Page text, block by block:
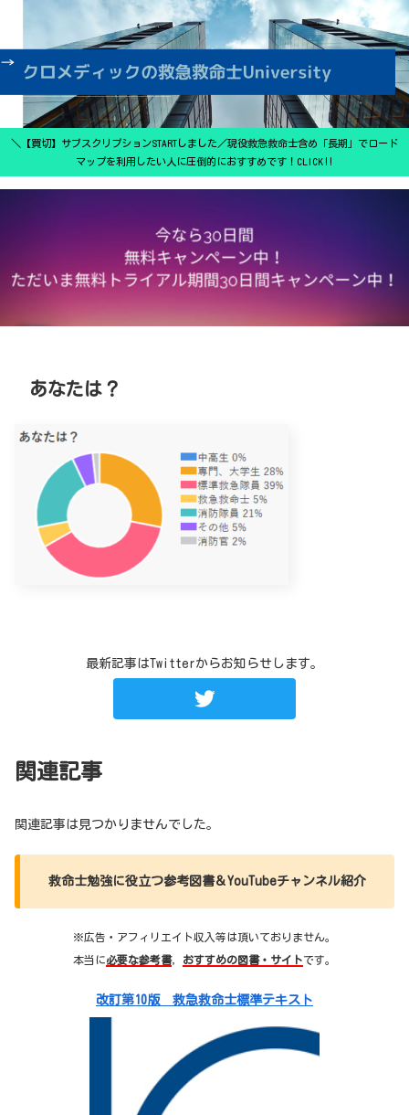
＼【買切】サブスクリプションSTARTしました／現役救急救命士含め「長期」でロード
マップを利用したい人に圧倒的におすすめです！CLICK‼
あなたは？
最新記事はTwitterからお知らせします。
関連記事
関連記事は見つかりませんでした。
救命士勉強に役立つ参考図書＆YouTubeチャンネル紹介
※広告・アフィリエイト収入等は頂いておりません。
本当に必要な参考書， おすすめの図書・サイトです。
改訂第10版 救急救命士標準テキスト